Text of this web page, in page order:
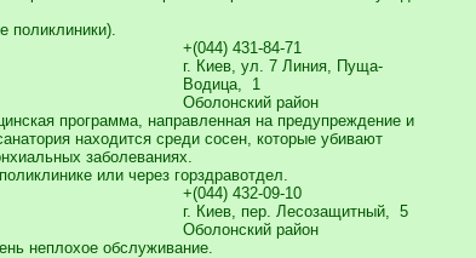
поликлиники).
+(044) 431-84-71
г. Киев, ул. 7 Линия, Пуща-
Водица, 1
Оболонский район
программа, направленная на предупреждение и
находится среди сосен, которые убивают
заболеваниях.
или через горздравотдел.
+(044) 432-09-10
г. Киев, пер. Лесозащитный, 5
Оболонский район
неплохое обслуживание.